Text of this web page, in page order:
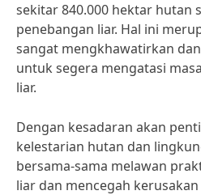
sekitar 840.000 hektar hutan
penebangan liar. Hal ini
sangat mengkhawatirkan
untuk segera mengatasi
liar.
Dengan kesadaran akan
kelestarian hutan dan
bersama-sama melawan
liar dan mencegah